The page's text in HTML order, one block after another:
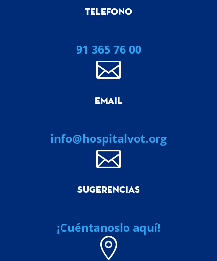
TELEFONO
91 365 76 00

EMAIL
info@hospitalvot.org

SUGERENCIAS
¡Cuéntanoslo aquí!
